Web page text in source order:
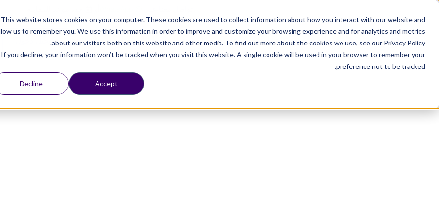
This website stores cookies on your computer. These cookies are used to collect information about how you interact with our website and
us to remember you. We use this information in order to improve and customize your browsing experience and for analytics and metrics
about our visitors both on this website and other media. To find out more about the cookies we use, see our Privacy Policy.
If you decline, your information won’t be tracked when you visit this website. A single cookie will be used in your browser to remember your
preference not to be tracked.
Accept
Decline
الحلول الخطط والأسعار الموارد تواصل معنا English تسجيل دخول